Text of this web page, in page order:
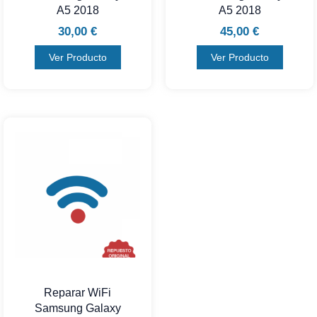
A5 2018
30,00 €
Ver Producto
A5 2018
45,00 €
Ver Producto
Reparar WiFi
Samsung Galaxy